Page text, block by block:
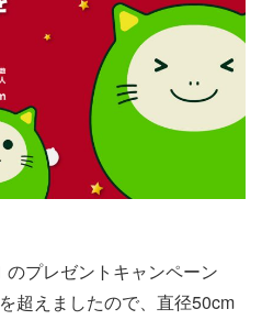
プレゼントキャンペーン
超えましたので、直径50cm